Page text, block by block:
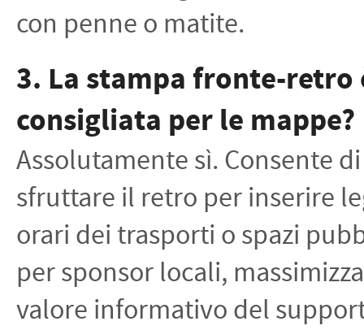
con penne o matite.
3. La stampa fronte-retro
consigliata per le mappe?
Assolutamente sì. Consente di
sfruttare il retro per inserire
orari dei trasporti o spazi
per sponsor locali,
valore informativo del